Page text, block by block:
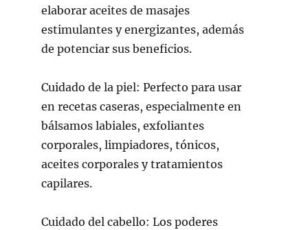
elaborar aceites de masajes
estimulantes y energizantes, además
de potenciar sus beneficios.
Cuidado de la piel: Perfecto para usar
en recetas caseras, especialmente en
bálsamos labiales, exfoliantes
corporales, limpiadores, tónicos,
aceites corporales y tratamientos
capilares.
Cuidado del cabello: Los poderes